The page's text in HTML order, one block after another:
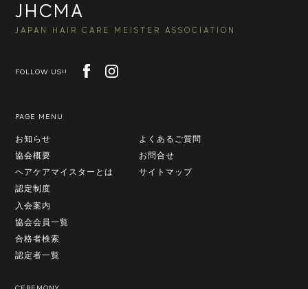
JHCMA
JAPAN HAIR CARE MEISTER ASSOCIATION
FOLLOW US!!
PAGE MENU
お知らせ
協会概要
ヘアケアマイスターとは
認定制度
入会案内
協会会員一覧
合格者検索
認定者一覧
よくあるご質問
お問合せ
サイトマップ